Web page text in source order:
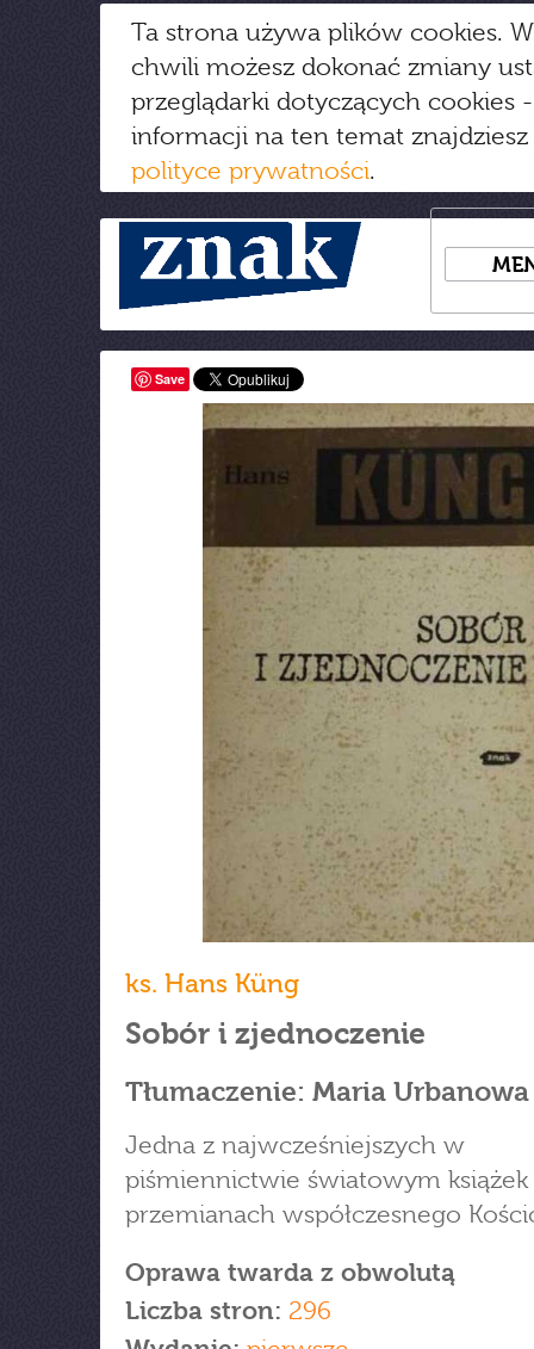
Ta strona używa plików cookies.
chwili możesz dokonać zmiany
przeglądarki dotyczących cookies
informacji na ten temat
polityce prywatności.
Save
ks. Hans Küng
Sobór i zjednoczenie
Tłumaczenie: Maria Urbanowa
Jedna z najwcześniejszych w
piśmiennictwie światowym książek
przemianach współczesnego
Oprawa twarda z obwolutą
Liczba stron: 296